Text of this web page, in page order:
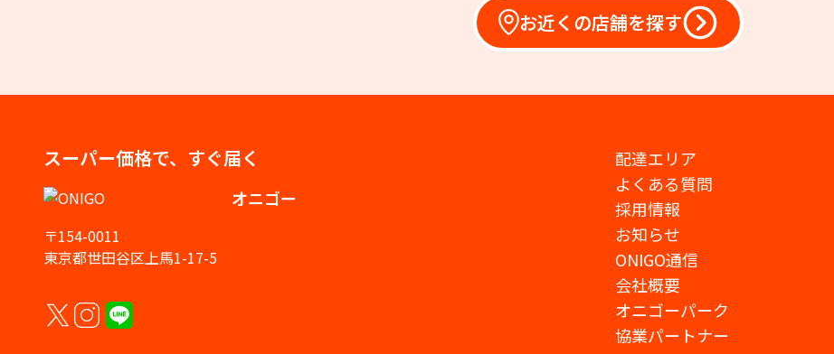
お近くの店舗を探す
スーパー価格で、すぐ届く
オニゴー
〒154-0011
東京都世田谷区上馬1-17-5
配達エリア
よくある質問
採用情報
お知らせ
ONIGO通信
会社概要
オニゴーパーク
協業パートナー